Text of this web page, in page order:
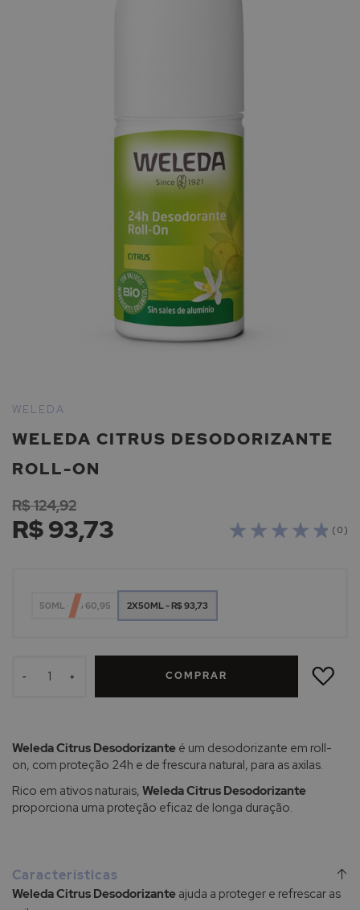
para
início
Galeria
imagens
WELEDA CITRUS DESODORIZANTE
ROLL-ON
WELEDA
( 0 )
R$ 93,73
R$ 124,92
50ML - R$ 60,95 2X50ML - R$ 93,73
- + COMPRAR
ADICIONAR
LISTA
Weleda Citrus Desodorizante é um desodorizante em roll-
on, com proteção 24h e de frescura natural, para as axilas.
Rico em ativos naturais, Weleda Citrus Desodorizante
proporciona uma proteção eficaz de longa duração.
Características
Weleda Citrus Desodorizante ajuda a proteger e refrescar as